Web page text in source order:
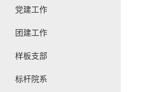
党建工作
团建工作
样板支部
标杆院系